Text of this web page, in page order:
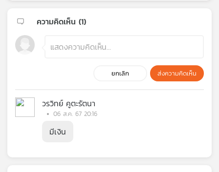
ความคิดเห็น (1)
ยกเลิก ส่งความคิดเห็น
วรวิทย์ คูตะรัตนา
06 ส.ค. 67 20:16
มีเงิน